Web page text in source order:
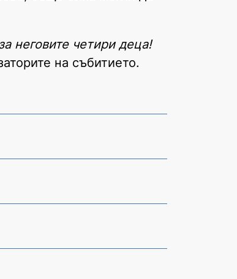
неговите четири деца!
на събитието.